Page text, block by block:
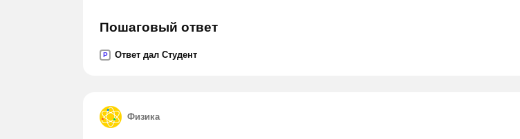
Пошаговый ответ
P Ответ дал Студент
Физика